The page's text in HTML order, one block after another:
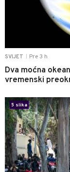
SVIJET Pre 3 h
Dva moćna
vremenski
5 slika